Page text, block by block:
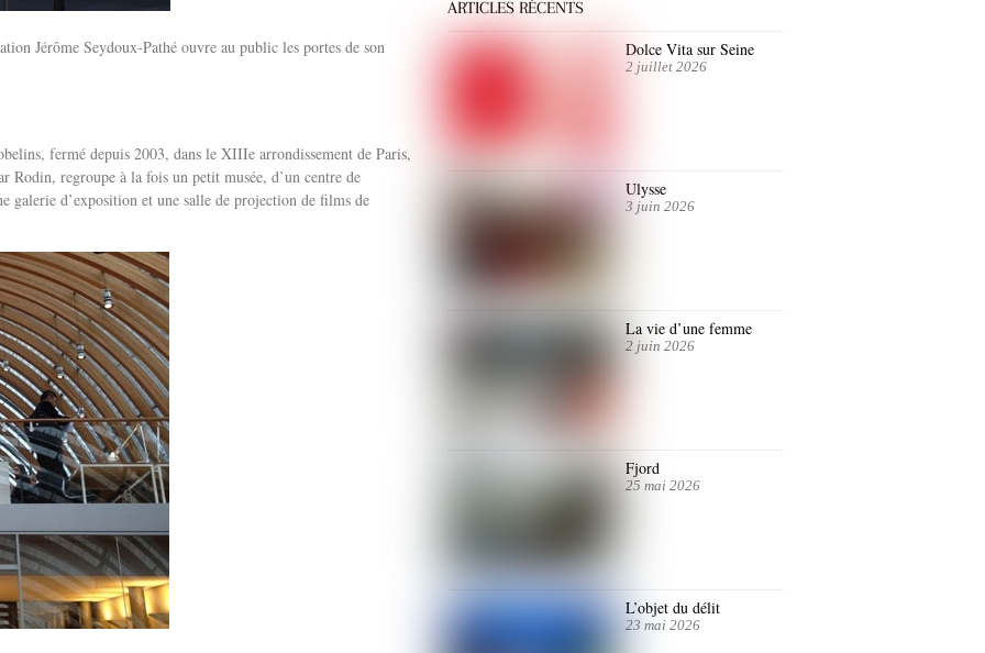
Jérôme Seydoux-Pathé ouvre au public les portes de son
fermé depuis 2003, dans le XIIIe arrondissement de Paris,
Rodin, regroupe à la fois un petit musée, d’un centre de
galerie d’exposition et une salle de projection de films de
ARTICLES RÉCENTS
Dolce Vita sur Seine
2 juillet 2026
Ulysse
3 juin 2026
La vie d’une femme
2 juin 2026
Fjord
25 mai 2026
L’objet du délit
23 mai 2026